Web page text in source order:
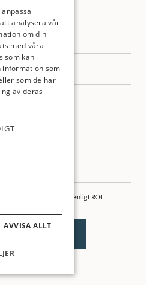
av mina personuppgifter enligt ROI
analysera vår
om din
med våra
som kan
information som
som de har
av deras
AVVISA ALLT